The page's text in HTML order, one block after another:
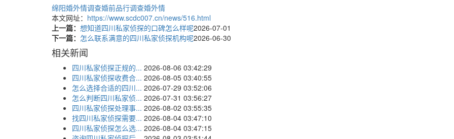
绵阳婚外情调查婚前品行调查婚外情
本文网址： https://www.scdc007.cn/news/516.html
上一篇： 想知道四川私家侦探的口碑怎么样呢2026-07-01
下一篇： 怎么联系满意的四川私家侦探机构呢2026-06-30
相关新闻
四川私家侦探正规的... 2026-08-06 03:42:29
四川私家侦探收费合... 2026-08-05 03:40:55
怎么选择合适的四川... 2026-07-29 03:52:06
怎么判断四川私家侦... 2026-07-31 03:56:27
四川私家侦探处理事... 2026-08-02 03:55:35
找四川私家侦探需要... 2026-08-04 03:47:10
四川私家侦探怎么选... 2026-08-04 03:47:15